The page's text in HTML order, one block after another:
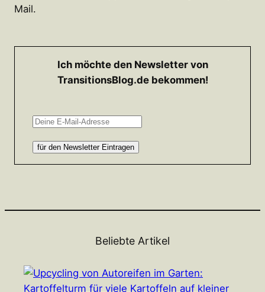
Mail.
Ich möchte den Newsletter von
TransitionsBlog.de bekommen!
Beliebte Artikel